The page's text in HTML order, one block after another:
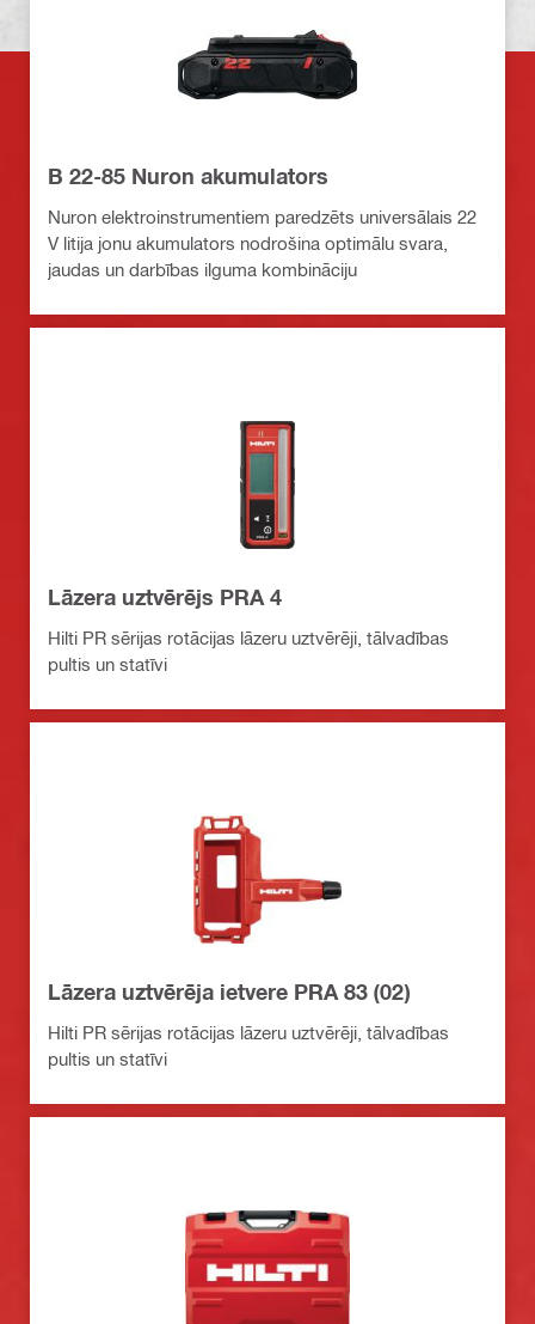
B 22-85 Nuron akumulators
Nuron elektroinstrumentiem paredzēts universālais 22
V litija jonu akumulators nodrošina optimālu svara,
jaudas un darbības ilguma kombināciju
Lāzera uztvērējs PRA 4
Hilti PR sērijas rotācijas lāzeru uztvērēji, tālvadības
pultis un statīvi
Lāzera uztvērēja ietvere PRA 83 (02)
Hilti PR sērijas rotācijas lāzeru uztvērēji, tālvadības
pultis un statīvi